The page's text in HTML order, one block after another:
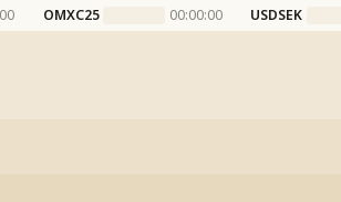
OMXC25 00:00:00 USDSEK